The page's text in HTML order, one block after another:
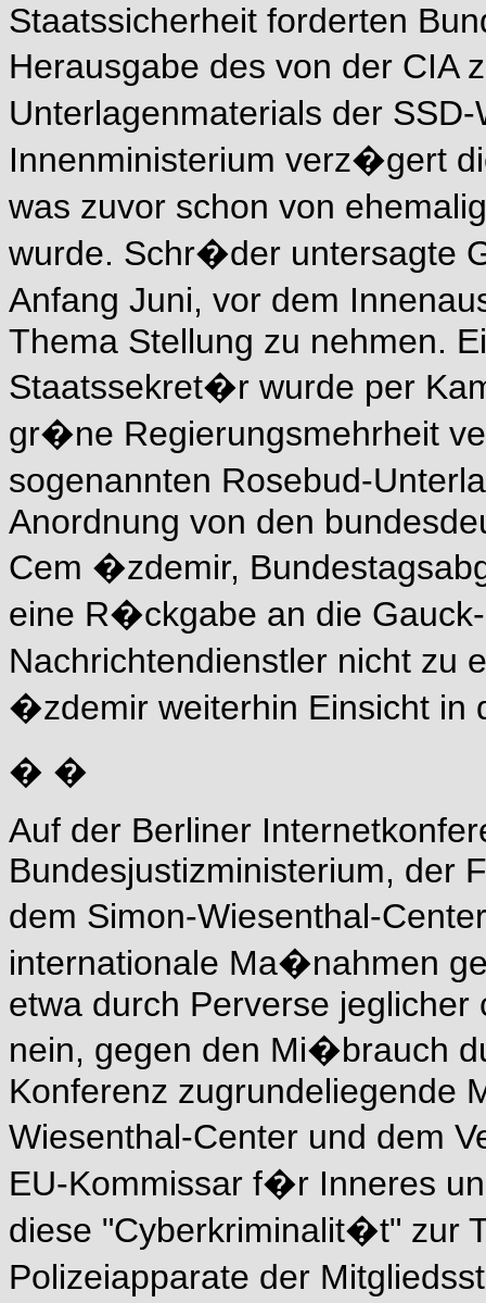
Staatssicherheit forderten
Herausgabe des von der CIA
Unterlagenmaterials der
Innenministerium verz�gert
was zuvor schon von
wurde. Schr�der untersagte
Anfang Juni, vor dem
Thema Stellung zu nehmen.
Staatssekret�r wurde per
gr�ne Regierungsmehrheit
sogenannten Rosebud-
Anordnung von den
Cem �zdemir,
eine R�ckgabe an die
Nachrichtendienstler nicht zu
�zdemir weiterhin Einsicht in
� �
Auf der Berliner
Bundesjustizministerium, der
dem Simon-Wiesenthal-
internationale Ma�nahmen
etwa durch Perverse
nein, gegen den Mi�brauch
Konferenz zugrundeliegende
Wiesenthal-Center und dem
EU-Kommissar f�r Inneres
diese "Cyberkriminalit�t" zur
Polizeiapparate der